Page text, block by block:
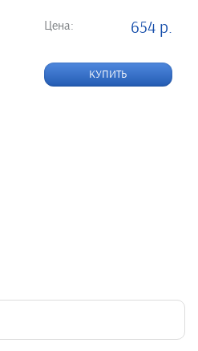
Цена: 654 р.
КУПИТЬ